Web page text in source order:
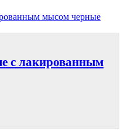
с лакированным